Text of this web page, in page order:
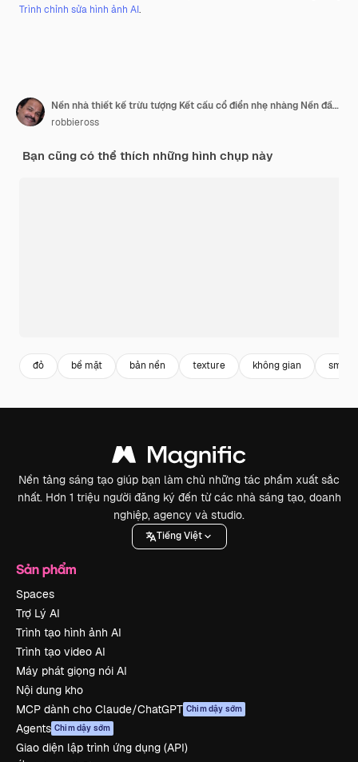
Trình chỉnh sửa hình ảnh AI.
Nền nhà thiết kế trừu tượng Kết cấu cổ điển nhẹ nhàng Nền đầy màu sắc Tường đầy màu sắc Ảnh raster
robbieross
Bạn cũng có thể thích những hình chụp này
đỏ bề mặt bản nền texture không gian
Nền tảng sáng tạo giúp bạn làm chủ những tác phẩm xuất sắc
nhất. Hơn 1 triệu người đăng ký đến từ các nhà sáng tạo, doanh
nghiệp, agency và studio.
Tiếng Việt
Sản phẩm
Spaces
Trợ Lý AI
Trình tạo hình ảnh AI
Trình tạo video AI
Máy phát giọng nói AI
Nội dung kho
MCP dành cho Claude/ChatGPT Chim dậy sớm
Agents Chim dậy sớm
Giao diện lập trình ứng dụng (API)